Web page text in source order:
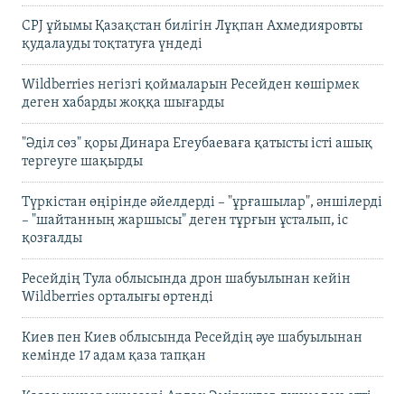
CPJ ұйымы Қазақстан билігін Лұқпан Ахмедияровты
қудалауды тоқтатуға үндеді
Wildberries негізгі қоймаларын Ресейден көшірмек
деген хабарды жоққа шығарды
"Әділ сөз" қоры Динара Егеубаеваға қатысты істі ашық
тергеуге шақырды
Түркістан өңірінде әйелдерді – "ұрғашылар", әншілерді
– "шайтанның жаршысы" деген тұрғын ұсталып, іс
қозғалды
Ресейдің Тула облысында дрон шабуылынан кейін
Wildberries орталығы өртенді
Киев пен Киев облысында Ресейдің әуе шабуылынан
кемінде 17 адам қаза тапқан